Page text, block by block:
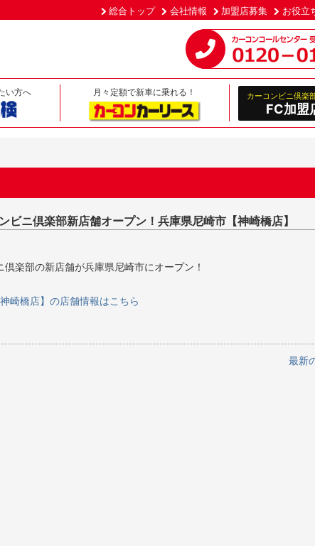
総合トップ 会社情報 加盟店募集 お役立
い方へ 月々定額で新車に乗れる！ カーコンビニ倶楽
FC加盟
ニ倶楽部新店舗オープン！兵庫県尼崎市【神崎橋店】
楽部の新店舗が兵庫県尼崎市にオープン！
崎橋店】の店舗情報はこちら
最新